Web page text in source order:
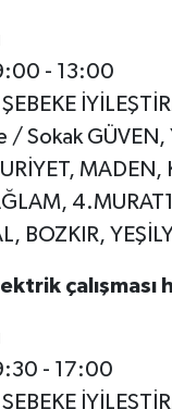
- 13:00
/ Sokak GÜVEN,
MADEN,
BOZKIR,
- 17:00